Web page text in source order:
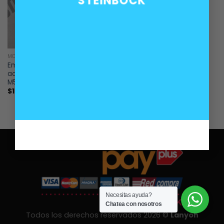
MOTOR
Empaquetadura cuerpo filtro
aceite motores BMW 6L M50
M52 M54 S50
$12.000
Todos los derechos reservados 2026 ©Lanyon
Necesitas ayuda?
Chatea con nosotros